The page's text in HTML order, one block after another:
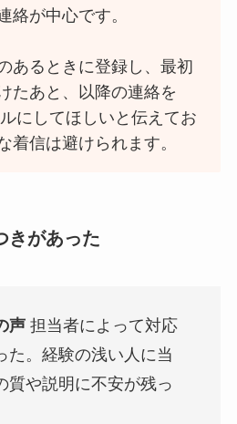
絡が中心です。
あるときに登録し、最初
たあと、以降の連絡を
にしてほしいと伝えてお
着信は避けられます。
きがあった
声担当者によって対応
た。経験の浅い人に当
質や説明に不安が残っ